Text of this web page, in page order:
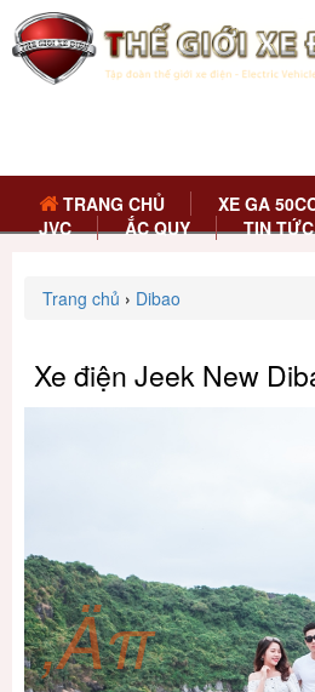
TRANG CHỦ XE GA
JVC
ẮC QUY TIN TỨC
Trang chủ › Dibao
Xe điện Jeek New
‚Äπ